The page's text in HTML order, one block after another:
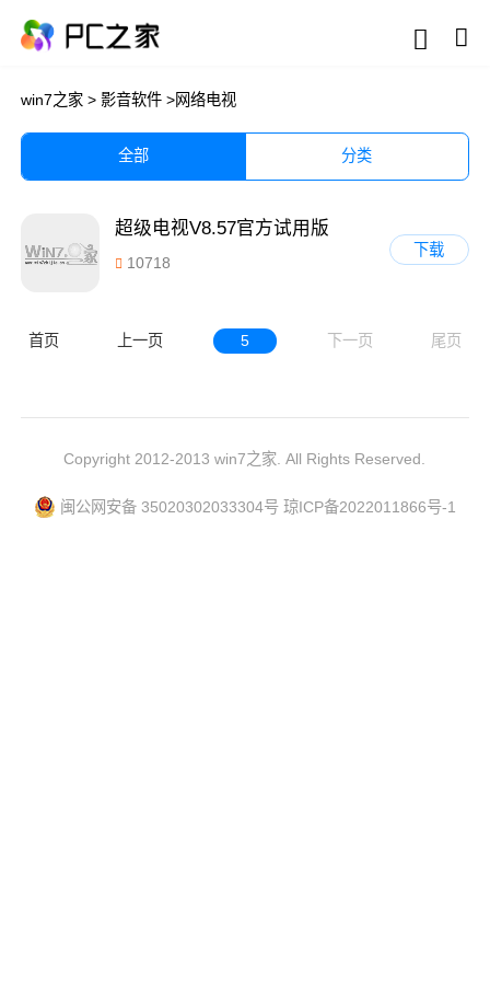
win7之家 > 影音软件 >网络电视
全部 分类
超级电视V8.57官方试用版
10718
下载
首页 上一页 5 下一页 尾页
Copyright 2012-2013 win7之家. All Rights Reserved.
闽公网安备 35020302033304号 琼ICP备2022011866号-1